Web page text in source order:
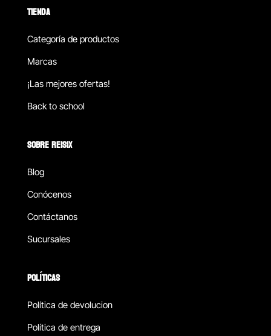
TIENDA
Categoría de productos
Marcas
¡Las mejores ofertas!
Back to school
SOBRE REISIX
Blog
Conócenos
Contáctanos
Sucursales
POLÍTICAS
Política de devolucion
Política de entrega